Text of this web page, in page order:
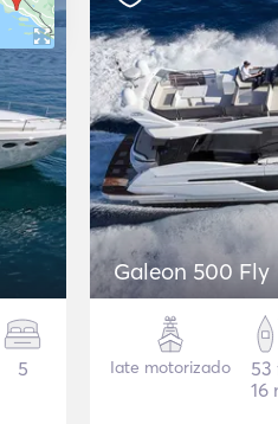
5
Galeon 500 Fly
Iate motorizado
53
16